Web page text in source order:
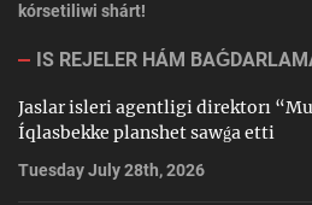
kórsetiliwi shárt!
IS REJELER HÁM
Jaslar isleri agentligi direktorı
Íqlasbekke planshet sawǵa etti
Tuesday July 28th, 2026